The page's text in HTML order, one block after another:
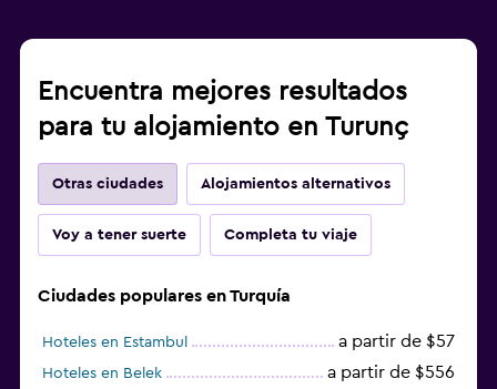
Encuentra mejores resultados
para tu alojamiento en Turunç
Otras ciudades Alojamientos alternativos
Voy a tener suerte Completa tu viaje
Ciudades populares en Turquía
Hoteles en Estambul a partir de $57
Hoteles en Belek a partir de $556